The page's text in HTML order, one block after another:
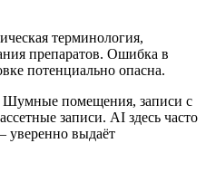
терминология,
препаратов. Ошибка в
потенциально опасна.
Шумные помещения, записи с
записи. AI здесь часто
уверенно выдаёт